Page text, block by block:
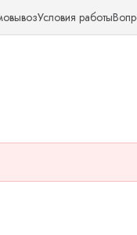
Условия работы